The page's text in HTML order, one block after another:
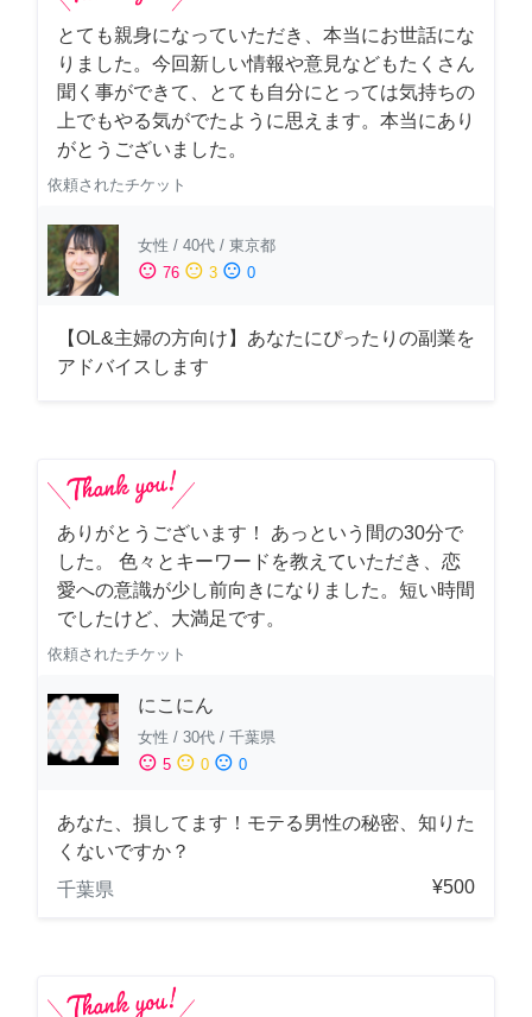
とても親身になっていただき、本当にお世話にな
りました。今回新しい情報や意見などもたくさん
聞く事ができて、とても自分にとっては気持ちの
上でもやる気がでたように思えます。本当にあり
がとうございました。
依頼されたチケット
女性 / 40代 / 東京都
sentiment_satisfied 76 sentiment_neutral 3 sentiment_dissatisfied 0
【OL&主婦の方向け】あなたにぴったりの副業を
アドバイスします
ありがとうございます！ あっという間の30分で
した。 色々とキーワードを教えていただき、恋
愛への意識が少し前向きになりました。短い時間
でしたけど、大満足です。
依頼されたチケット
にこにん
女性 / 30代 / 千葉県
sentiment_satisfied 5 sentiment_neutral 0 sentiment_dissatisfied 0
あなた、損してます！モテる男性の秘密、知りた
くないですか？
千葉県
¥500